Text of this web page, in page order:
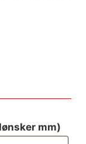
mm)